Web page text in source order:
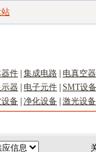
件 集成电路
电真空
器
电子元件 SMT设备
设备 净化设备 激光设备